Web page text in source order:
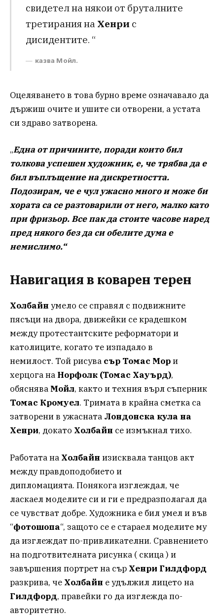
свидетел на някои от бруталните
третирания на Хенри с
дисидентите. “
казва Мойл.
Оцеляването в това бурно време означавало да
държиш очите и ушите си отворени, а устата
си здраво затворена.
„Една от причините, поради които бил
толкова успешен художник, е, че трябва да е
бил въплъщение на дискретността.
Подозирам, че е чул ужасно много и може би
хората са се разтоварили от него, малко като
при фризьор. Все пак да стоите часове наред
пред някого без да си обелите дума е
немислимо.“
Навигация в коварен терен
Холбайн умело се справял с подвижните
пясъци на двора, движейки се крадешком
между протестантските реформатори и
католиците, когато те изпадало в
немилост. Той рисува сър Томас Мори
херцога на Норфолк (Томас Хауърд),
обяснява Мойл, както и техния върл съперник
Томас Кромуел. Тримата в крайна сметка са
затворени в ужасната Лондонска кула на
Хенри, докато Холбайн се измъкнал тихо.
Работата на Холбайн изисквала танцов акт
между правдоподобието и
дипломацията. Понякога изглеждал, че
ласкаел моделите си и ги е предразполагал да
се чувстват добре. Художника е бил умел и във
“фотошопа“, защото се е стараел моделите му
да изглеждат по-привликателни. Сравнението
на подготвителната рисунка ( скица ) и
завършения портрет на сър Хенри Гилдфорд
разкрива, че Холбайн е удължил лицето на
Гилдфорд, правейки го да изглежда по-
авторитетно.